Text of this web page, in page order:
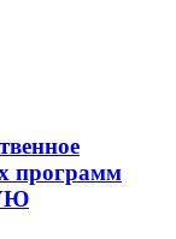
программ